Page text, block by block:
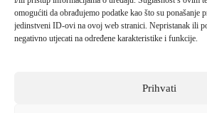
omogućiti da obrađujemo podatke kao što su ponašanje
jedinstveni ID-ovi na ovoj web stranici. Nepristanak ili
negativno utjecati na određene karakteristike i funkcije.
Prihvati
Kralja Zvonimira 15,